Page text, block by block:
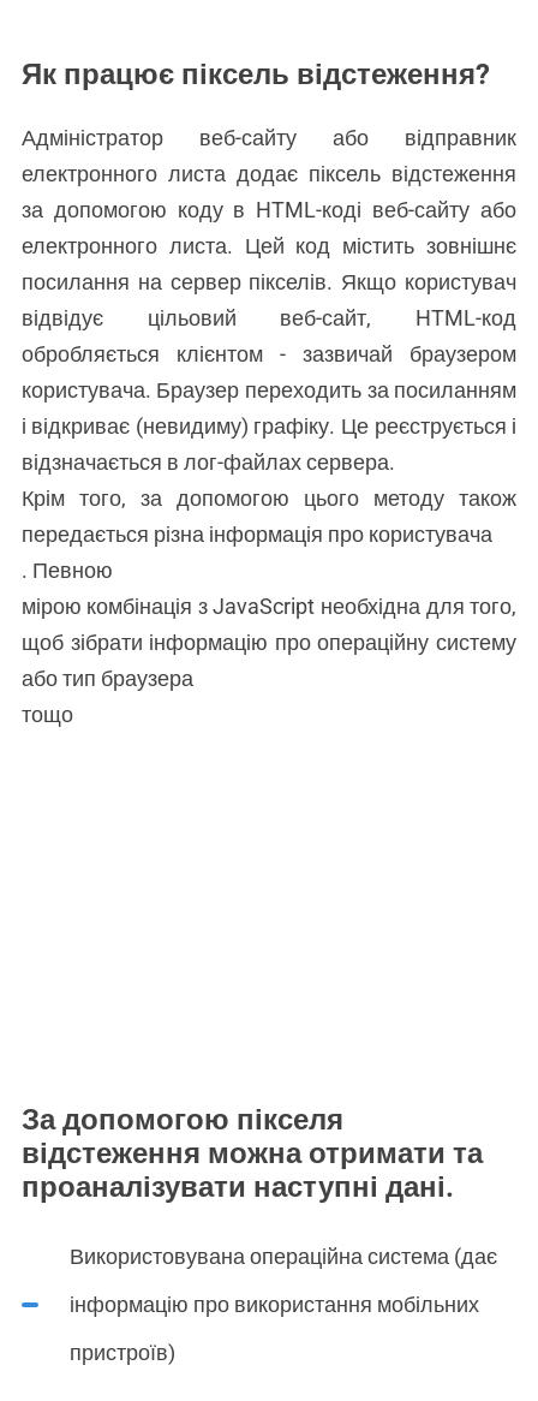
Як працює піксель відстеження?
Адміністратор веб-сайту або відправник
електронного листа додає піксель відстеження
за допомогою коду в HTML-коді веб-сайту або
електронного листа. Цей код містить зовнішнє
посилання на сервер пікселів. Якщо користувач
відвідує цільовий веб-сайт, HTML-код
обробляється клієнтом - зазвичай браузером
користувача. Браузер переходить за посиланням
і відкриває (невидиму) графіку. Це реєструється і
відзначається в лог-файлах сервера.
Крім того, за допомогою цього методу також
передається різна інформація про користувача
. Певною
мірою комбінація з JavaScript необхідна для того,
щоб зібрати інформацію про операційну систему
або тип браузера
тощо
За допомогою пікселя
відстеження можна отримати та
проаналізувати наступні дані.
Використовувана операційна система (дає
інформацію про використання мобільних
пристроїв)